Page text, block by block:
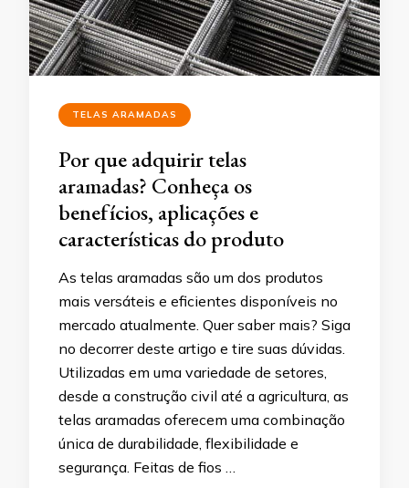
TELAS ARAMADAS
Por que adquirir telas
aramadas? Conheça os
benefícios, aplicações e
características do produto
As telas aramadas são um dos produtos
mais versáteis e eficientes disponíveis no
mercado atualmente. Quer saber mais? Siga
no decorrer deste artigo e tire suas dúvidas.
Utilizadas em uma variedade de setores,
desde a construção civil até a agricultura, as
telas aramadas oferecem uma combinação
única de durabilidade, flexibilidade e
segurança. Feitas de fios …